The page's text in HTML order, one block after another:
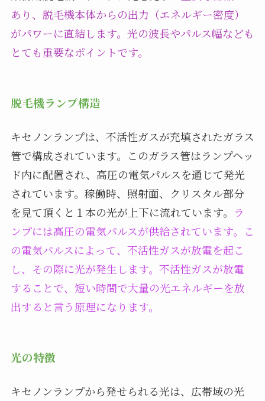
あり、脱毛機本体からの出力（エネルギー密度）
がパワーに直結します。光の波長やパルス幅なども
とても重要なポイントです。
脱毛機ランプ構造
キセノンランプは、不活性ガスが充填されたガラス
管で構成されています。このガラス管はランプヘッ
ド内に配置され、高圧の電気パルスを通じて発光
されています。稼働時、照射面、クリスタル部分
を見て頂くと１本の光が上下に流れています。 ラ
ンプには高圧の電気パルスが供給されています。こ
の電気パルスによって、不活性ガスが放電を起こ
し、その際に光が発生します。不活性ガスが放電
することで、短い時間で大量の光エネルギーを放
出すると言う原理になります。
光の特徴
キセノンランプから発せられる光は、広帯域の光